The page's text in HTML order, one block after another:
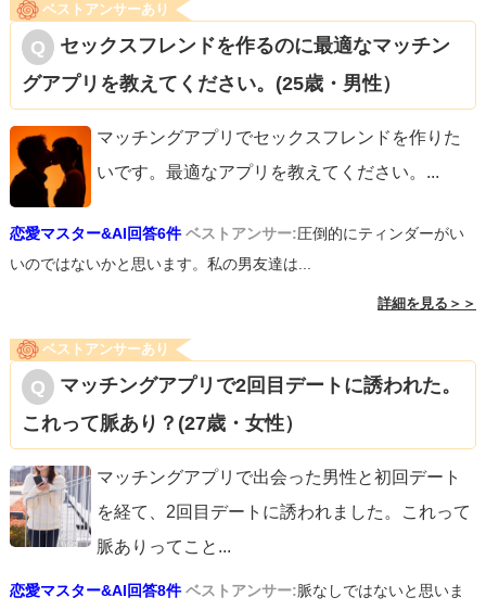
ベストアンサーあり
セックスフレンドを作るのに最適なマッチン
グアプリを教えてください。(25歳・男性）
マッチングアプリでセックスフレンドを作りた
いです。最適なアプリを教えてください。 ...
恋愛マスター&AI回答6件 ベストアンサー:圧倒的にティンダーがい
いのではないかと思います。私の男友達は...
詳細を見る＞＞
ベストアンサーあり
マッチングアプリで2回目デートに誘われた。
これって脈あり？(27歳・女性）
マッチングアプリで出会った男性と初回デート
を経て、2回目デートに誘われました。これって
脈ありってこと ...
恋愛マスター&AI回答8件 ベストアンサー:脈なしではないと思いま